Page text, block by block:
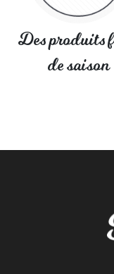
Des produits
de saison